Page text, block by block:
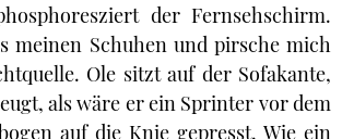
der Fernsehschirm.
meinen Schuhen und pirsche mich
Ole sitzt auf der Sofakante,
als wäre er ein Sprinter vor dem
auf die Knie gepresst. Wie ein